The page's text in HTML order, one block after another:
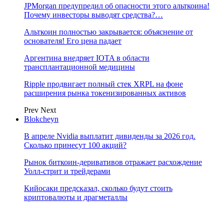
JPMorgan предупредил об опасности этого альткоина!
Почему инвесторы выводят средства?…
Альткоин полностью закрывается: объяснение от
основателя! Его цена падает
Аргентина внедряет IOTA в области
трансплантационной медицины
Ripple продвигает полный стек XRPL на фоне
расширения рынка токенизированных активов
Prev Next
Blokcheyn
В апреле Nvidia выплатит дивиденды за 2026 год.
Сколько принесут 100 акций?
Рынок биткоин-деривативов отражает расхождение
Уолл-стрит и трейдерами
Кийосаки предсказал, сколько будут стоить
криптовалюты и драгметаллы